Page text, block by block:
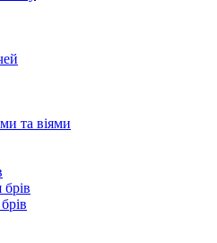
та віями